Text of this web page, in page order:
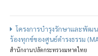
โครงการบำรุงรักษาและพัฒ
ร้องทุกข์ของศูนย์ดำรงธรรม
สำนักงานปลัดกระทรวงมหาดไทย